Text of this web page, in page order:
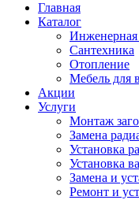
Главная
Каталог
Инженерная
Сантехника
Отопление
Мебель для
Акции
Услуги
Монтаж
Замена
Установка
Установка
Замена и
Ремонт и